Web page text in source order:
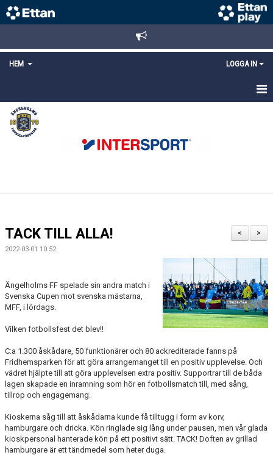
HEM LOGGA IN
STARTSIDA
NYHETER
LÄNKAR
MEDLEMS OCH TRÄNINGSAVGIFTER
>
<
TACK TILL ALLA!
2022-03-01 10:52
Ängelholms FF spelade sin andra match i
Svenska Cupen mot svenska mästarna,
MFF, i lördags.
Vilken fotbollsfest det blev!!
C:a 1.300 åskådare, 50 funktionärer och 80 ackrediterade fanns på
Fridhemsparken för att göra arrangemanget till en positiv upplevelse. Och
vädret hjälpte till att göra upplevelsen extra positiv. Supportrar till de båda
lagen skapade en inramning som hör en fotbollsmatch till, med sång,
tillrop och engagemang.
Kioskerna såg till att åskådarna kunde få tilltugg i form av korv,
hamburgare och dricka. Kön ringlade sig lång under pausen, men vår glada
kioskpersonal hanterade kön på ett positivt sätt. TACK! Doften av grillad
hamburgare är ett tändmedel som heter duga.